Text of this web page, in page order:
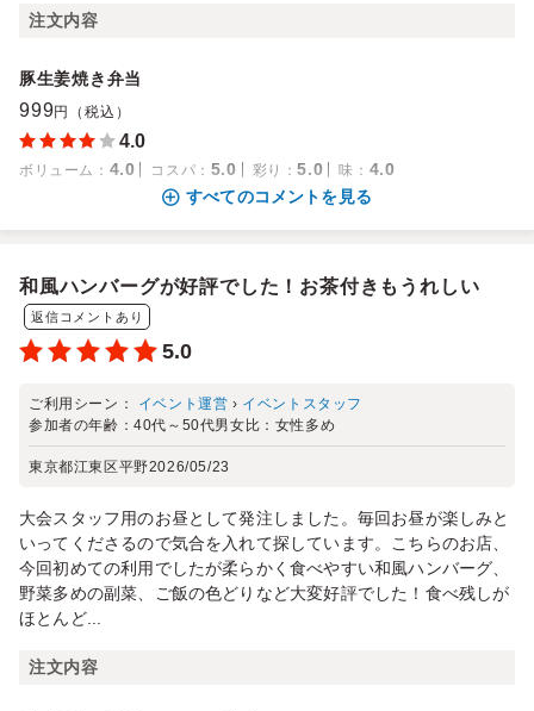
注文内容
豚生姜焼き弁当
999円（税込）
4.0
ボリューム ： 4.0 コスパ ： 5.0 彩り ：5.0 味 ： 4.0
すべてのコメントを見る
和風ハンバーグが好評でした！お茶付きもうれしい
返信コメントあり
5.0
ご利用シーン： イベント運営 › イベントスタッフ
参加者の年齢：40代～50代男女比： 女性多め
東京都江東区平野2026/05/23
大会スタッフ用のお昼として発注しました。毎回お昼が楽しみと
いってくださるので気合を入れて探しています。こちらのお店、
今回初めての利用でしたが柔らかく食べやすい和風ハンバーグ、
野菜多めの副菜、ご飯の色どりなど大変好評でした！食べ残しが
ほとんど...
注文内容